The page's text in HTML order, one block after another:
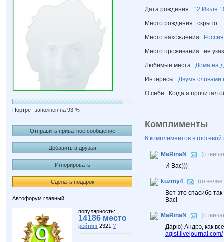
Портрет заполнен на 93 %
Отправить приватное сообщение
Добавить в друзья
Игнорировать
Сделать подарок
Автофорум главный
популярность:
14186 место
рейтинг 2321 ?
Дата рождения : 12 Июля
Место рождения : скрыто
Место нахождения : Россия
Место проживания : не
Любимые места : Дома на
Интересы : Двумя словами
О себе : Когда я прочитал
Комплименты
6 комплиментов в гостевой
MaRinaN
И Вас)))
kuzmy4
Вот это спасибо
Вас!
MaRinaN
Дарю) Андрэ, как
agist.livejournal.com/